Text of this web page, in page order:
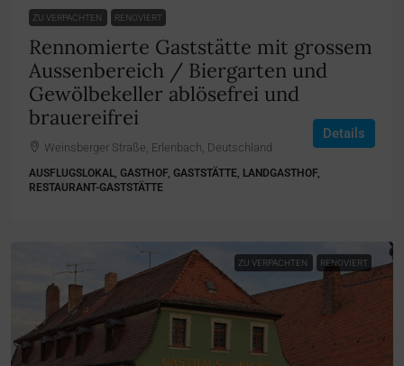
ZU VERPACHTEN RENOVIERT
Rennomierte Gaststätte mit grossem
Aussenbereich / Biergarten und
Gewölbekeller ablösefrei und
brauereifrei
Weinsberger Straße, Erlenbach, Deutschland
AUSFLUGSLOKAL, GASTHOF, GASTSTÄTTE, LANDGASTHOF,
RESTAURANT-GASTSTÄTTE
Details
ZU VERPACHTEN RENOVIERT